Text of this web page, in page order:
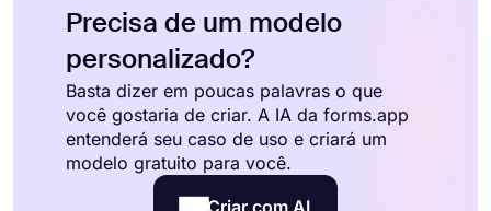
Precisa de um modelo
personalizado?
Basta dizer em poucas palavras o que
você gostaria de criar. A IA da forms.app
entenderá seu caso de uso e criará um
modelo gratuito para você.